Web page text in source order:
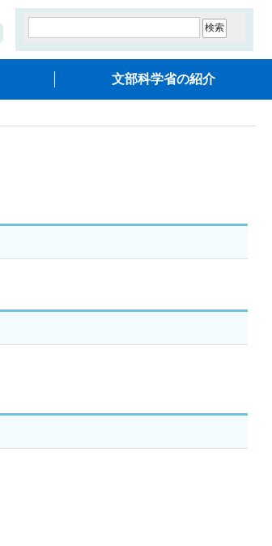
文部科学省の紹介